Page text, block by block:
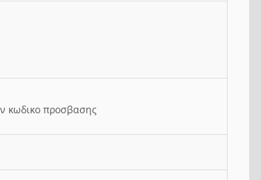
κωδικο προσβασης